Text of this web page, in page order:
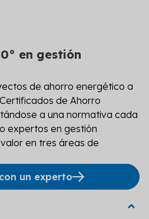
en gestión
de ahorro energético a
de Ahorro
a una normativa cada
expertos en gestión
en tres áreas de
un experto